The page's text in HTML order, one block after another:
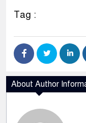
Tag :
About Author